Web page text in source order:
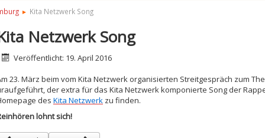
Kita Netzwerk Song
Netzwerk Song
Veröffentlicht: 19. April 2016
23. März beim vom Kita Netzwerk organisierten Streitgespräch zum
der extra für das Kita Netzwerk komponierte Song der
des Kita Netzwerk zu finden.
lohnt sich!